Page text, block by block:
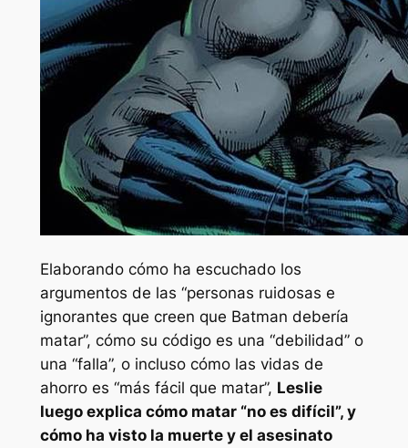
Elaborando cómo ha escuchado los
argumentos de las “personas ruidosas e
ignorantes que creen que Batman debería
matar”, cómo su código es una “debilidad” o
una “falla”, o incluso cómo las vidas de
ahorro es “más fácil que matar”, Leslie
luego explica cómo matar “no es difícil”, y
cómo ha visto la muerte y el asesinato